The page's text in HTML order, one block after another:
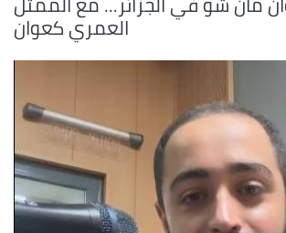
العمري كعوان